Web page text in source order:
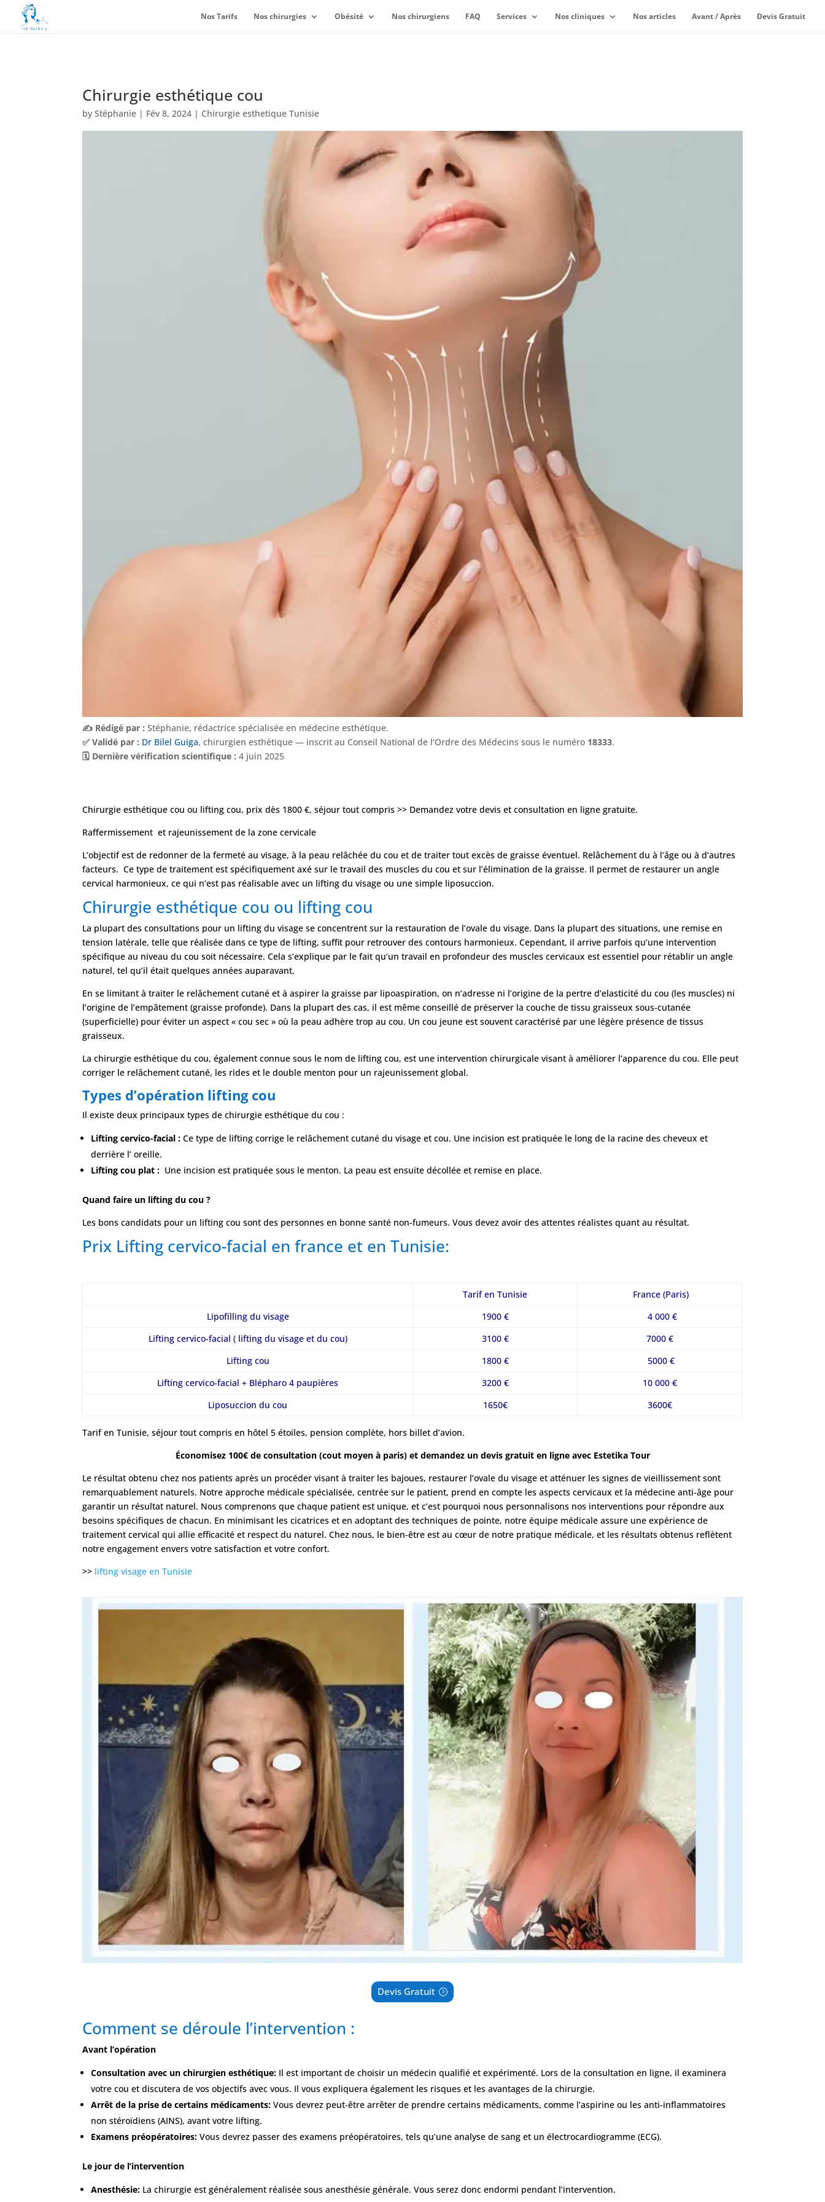
Nos Tarifs Nos chirurgies Obésité Nos chirurgiens FAQ Services Nos cliniques Nos articles Avant / Après Devis Gratuit
Chirurgie esthétique cou
byStéphanie | Fév 8, 2024 | Chirurgie esthetique Tunisie
✍️ Rédigé par : Stéphanie, rédactrice spécialisée en médecine esthétique.
✅ Validé par : Dr Bilel Guiga, chirurgien esthétique — inscrit au Conseil National de l'Ordre des Médecins sous le numéro 18333.
🗓️ Dernière vérification scientifique : 4 juin 2025
Chirurgie esthétique cou ou lifting cou, prix dès 1800 €, séjour tout compris >> Demandez votre devis et consultation en ligne gratuite.
Raffermissement et rajeunissement de la zone cervicale
L’objectif est de redonner de la fermeté au visage, à la peau relâchée du cou et de traiter tout excès de graisse éventuel. Relâchement du à l’âge ou à d’autres
facteurs. Ce type de traitement est spécifiquement axé sur le travail des muscles du cou et sur l’élimination de la graisse. Il permet de restaurer un angle
cervical harmonieux, ce qui n’est pas réalisable avec un lifting du visage ou une simple liposuccion.
Chirurgie esthétique cou ou lifting cou
La plupart des consultations pour un lifting du visage se concentrent sur la restauration de l’ovale du visage. Dans la plupart des situations, une remise en
tension latérale, telle que réalisée dans ce type de lifting, suffit pour retrouver des contours harmonieux. Cependant, il arrive parfois qu’une intervention
spécifique au niveau du cou soit nécessaire. Cela s’explique par le fait qu’un travail en profondeur des muscles cervicaux est essentiel pour rétablir un angle
naturel, tel qu’il était quelques années auparavant.
En se limitant à traiter le relâchement cutané et à aspirer la graisse par lipoaspiration, on n’adresse ni l’origine de la pertre d’elasticité du cou (les muscles) ni
l’origine de l’empâtement (graisse profonde). Dans la plupart des cas, il est même conseillé de préserver la couche de tissu graisseux sous-cutanée
(superficielle) pour éviter un aspect « cou sec » où la peau adhère trop au cou. Un cou jeune est souvent caractérisé par une légère présence de tissus
graisseux.
La chirurgie esthétique du cou, également connue sous le nom de lifting cou, est une intervention chirurgicale visant à améliorer l’apparence du cou. Elle peut
corriger le relâchement cutané, les rides et le double menton pour un rajeunissement global.
Types d’opération lifting cou
Il existe deux principaux types de chirurgie esthétique du cou :
Lifting cervico-facial : Ce type de lifting corrige le relâchement cutané du visage et cou. Une incision est pratiquée le long de la racine des cheveux et
derrière l’ oreille.
Lifting cou plat : Une incision est pratiquée sous le menton. La peau est ensuite décollée et remise en place.
Quand faire un lifting du cou ?
Les bons candidats pour un lifting cou sont des personnes en bonne santé non-fumeurs. Vous devez avoir des attentes réalistes quant au résultat.
Prix Lifting cervico-facial en france et en Tunisie:
Tarif en Tunisie
France (Paris)
Lipofilling du visage
1900 €
4 000 €
Lifting cervico-facial ( lifting du visage et du cou)
3100 €
7000 €
Lifting cou
1800 €
5000 €
Lifting cervico-facial + Blépharo 4 paupières
3200 €
10 000 €
Liposuccion du cou
1650€ 3600€
Tarif en Tunisie, séjour tout compris en hôtel 5 étoiles, pension complète, hors billet d’avion.
Économisez 100€ de consultation (cout moyen à paris) et demandez un devis gratuit en ligne avec Estetika Tour
Le résultat obtenu chez nos patients après un procéder visant à traiter les bajoues, restaurer l’ovale du visage et atténuer les signes de vieillissement sont
remarquablement naturels. Notre approche médicale spécialisée, centrée sur le patient, prend en compte les aspects cervicaux et la médecine anti-âge pour
garantir un résultat naturel. Nous comprenons que chaque patient est unique, et c’est pourquoi nous personnalisons nos interventions pour répondre aux
besoins spécifiques de chacun. En minimisant les cicatrices et en adoptant des techniques de pointe, notre équipe médicale assure une expérience de
traitement cervical qui allie efficacité et respect du naturel. Chez nous, le bien-être est au cœur de notre pratique médicale, et les résultats obtenus reflètent
notre engagement envers votre satisfaction et votre confort.
>> lifting visage en Tunisie
Devis Gratuit
Comment se déroule l’intervention :
Avant l’opération
Consultation avec un chirurgien esthétique: Il est important de choisir un médecin qualifié et expérimenté. Lors de la consultation en ligne, il examinera
votre cou et discutera de vos objectifs avec vous. Il vous expliquera également les risques et les avantages de la chirurgie.
Arrêt de la prise de certains médicaments: Vous devrez peut-être arrêter de prendre certains médicaments, comme l’aspirine ou les anti-inflammatoires
non stéroïdiens (AINS), avant votre lifting.
Examens préopératoires: Vous devrez passer des examens préopératoires, tels qu’une analyse de sang et un électrocardiogramme (ECG).
Le jour de l’intervention
Anesthésie: La chirurgie est généralement réalisée sous anesthésie générale. Vous serez donc endormi pendant l’intervention.